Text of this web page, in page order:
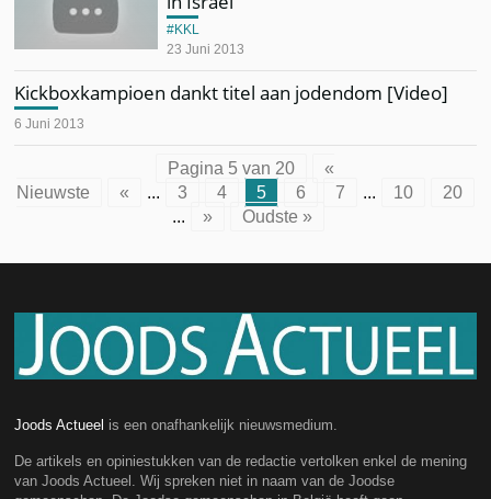
23 Juni 2013
KKL
Kickboxkampioen dankt titel aan jodendom [Video]
6 Juni 2013
Pagina 5 van 20
«
Nieuwste
« ... 3 4 5 6 7 ... 10
20
...
» Oudste »
Joods Actueel is een onafhankelijk nieuwsmedium.
De artikels en opiniestukken van de redactie vertolken enkel de mening
van Joods Actueel. Wij spreken niet in naam van de Joodse